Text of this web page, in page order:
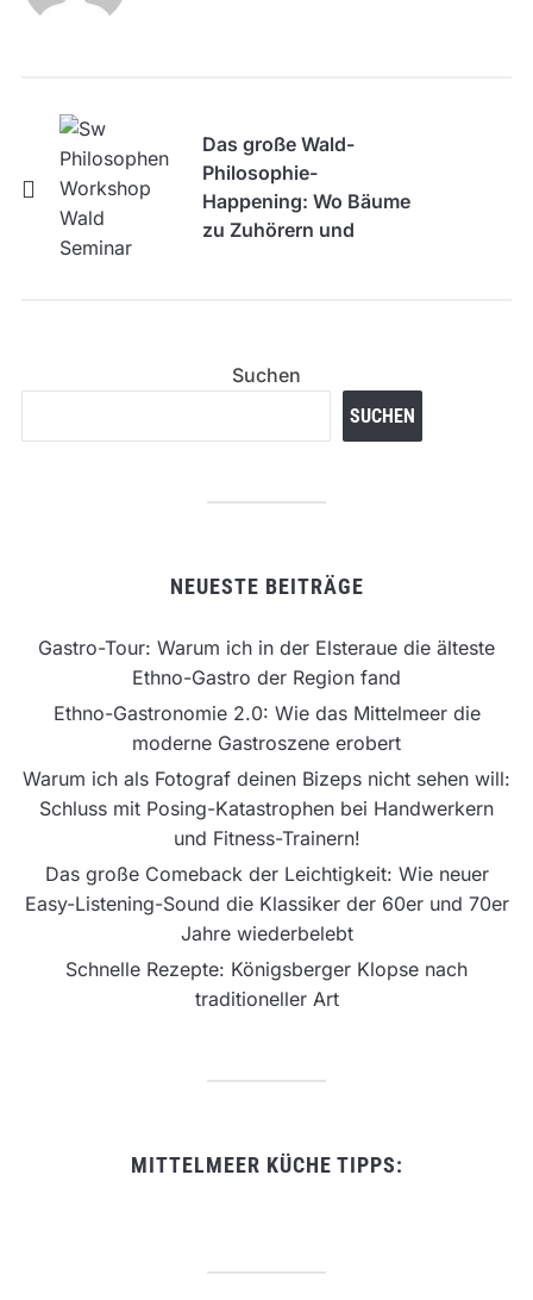
Das große Wald-
Philosophie-
Happening: Wo Bäume
zu Zuhörern und
Suchen
SUCHEN
NEUESTE BEITRÄGE
Gastro-Tour: Warum ich in der Elsteraue die älteste
Ethno-Gastro der Region fand
Ethno-Gastronomie 2.0: Wie das Mittelmeer die
moderne Gastroszene erobert
Warum ich als Fotograf deinen Bizeps nicht sehen will:
Schluss mit Posing-Katastrophen bei Handwerkern
und Fitness-Trainern!
Das große Comeback der Leichtigkeit: Wie neuer
Easy-Listening-Sound die Klassiker der 60er und 70er
Jahre wiederbelebt
Schnelle Rezepte: Königsberger Klopse nach
traditioneller Art
MITTELMEER KÜCHE TIPPS: